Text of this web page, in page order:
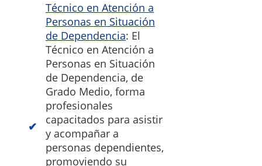
Técnico en Atención a
Personas en Situación
de Dependencia: El
Técnico en Atención a
Personas en Situación
de Dependencia, de
Grado Medio, forma
profesionales
capacitados para asistir
y acompañar a
personas dependientes,
promoviendo su